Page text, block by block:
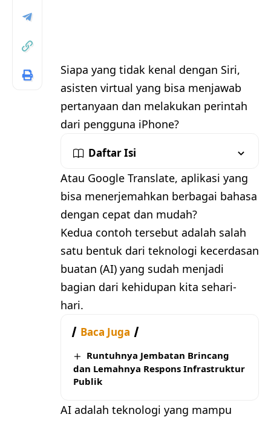
Siapa yang tidak kenal dengan Siri,
asisten virtual yang bisa menjawab
pertanyaan dan melakukan perintah
dari pengguna iPhone?
Daftar Isi
Atau Google Translate, aplikasi yang
bisa menerjemahkan berbagai bahasa
dengan cepat dan mudah?
Kedua contoh tersebut adalah salah
satu bentuk dari teknologi kecerdasan
buatan (AI) yang sudah menjadi
bagian dari kehidupan kita sehari-
hari.
Baca Juga
Runtuhnya Jembatan Brincang
dan Lemahnya Respons Infrastruktur
Publik
AI adalah teknologi yang mampu